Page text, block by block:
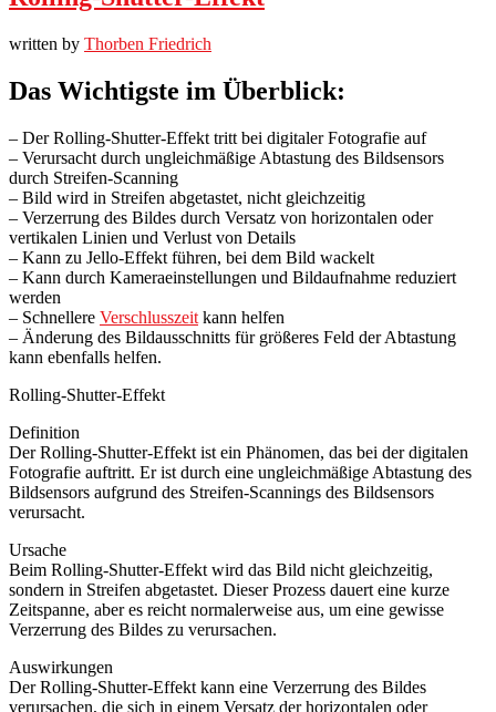
written by Thorben Friedrich
Das Wichtigste im Überblick:
– Der Rolling-Shutter-Effekt tritt bei digitaler Fotografie auf
– Verursacht durch ungleichmäßige Abtastung des Bildsensors
durch Streifen-Scanning
– Bild wird in Streifen abgetastet, nicht gleichzeitig
– Verzerrung des Bildes durch Versatz von horizontalen oder
vertikalen Linien und Verlust von Details
– Kann zu Jello-Effekt führen, bei dem Bild wackelt
– Kann durch Kameraeinstellungen und Bildaufnahme reduziert
werden
– Schnellere Verschlusszeit kann helfen
– Änderung des Bildausschnitts für größeres Feld der Abtastung
kann ebenfalls helfen.
Rolling-Shutter-Effekt
Definition
Der Rolling-Shutter-Effekt ist ein Phänomen, das bei der digitalen
Fotografie auftritt. Er ist durch eine ungleichmäßige Abtastung des
Bildsensors aufgrund des Streifen-Scannings des Bildsensors
verursacht.
Ursache
Beim Rolling-Shutter-Effekt wird das Bild nicht gleichzeitig,
sondern in Streifen abgetastet. Dieser Prozess dauert eine kurze
Zeitspanne, aber es reicht normalerweise aus, um eine gewisse
Verzerrung des Bildes zu verursachen.
Auswirkungen
Der Rolling-Shutter-Effekt kann eine Verzerrung des Bildes
verursachen, die sich in einem Versatz der horizontalen oder